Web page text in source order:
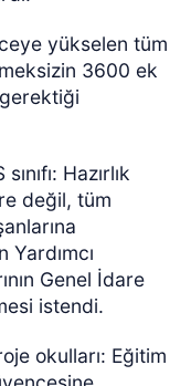
yükselen tüm
3600 ek
Hazırlık
değil, tüm
Yardımcı
Genel İdare
istendi.
okulları: Eğitim